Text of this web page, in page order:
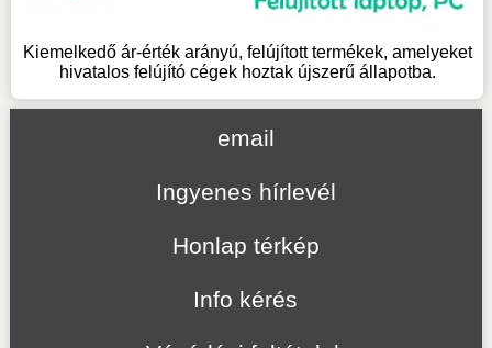
Kiemelkedő ár-érték arányú, felújított termékek, amelyeket
hivatalos felújító cégek hoztak újszerű állapotba.
email
Ingyenes hírlevél
Honlap térkép
Info kérés